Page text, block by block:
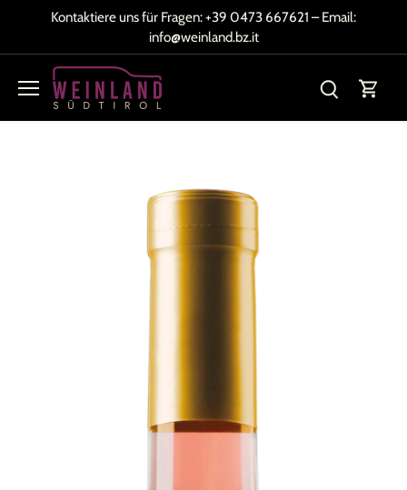
Kontaktiere uns für Fragen:+39 0473 667621 – Email:
info@weinland.bz.it